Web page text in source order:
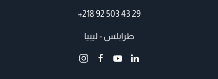
+218 92 503 43 29
طرابلس - ليبيا